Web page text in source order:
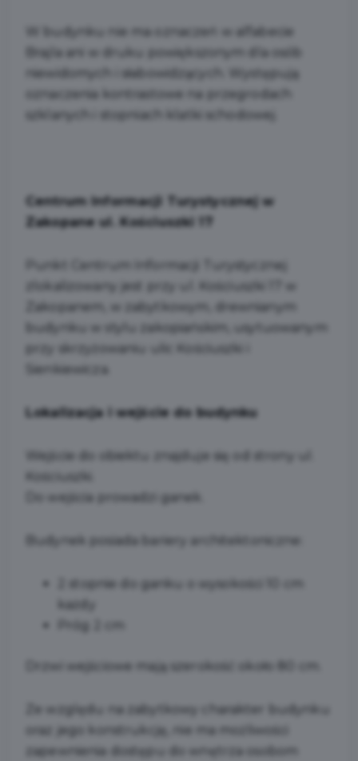
W budynku nie ma oznaczeń w alfabecie
Brajla ani w druku powiększonym dla osób
niewidomych i słabowidzących. Występują
oznaczenia kontrastowe na przegrodach
szklanych i stopniach klatki schodowej.
Centrum Informacji Turystycznej w
Zakopane ul. Kościuszki 17
Punkt Centrum Informacji Turystycznej
zlokalizowany jest przy ul. Kościuszki 17 w
Zakopanem, w zabytkowym, drewnianym
budynku w stylu zakopiańskim, usytuowanym
przy skrzyżowaniu ulic Kościuszki i
Sienkiewicza.
Lokalizacja i wejście do budynku
Wejście do obiektu znajduje się od strony ul.
Do wejścia prowadzi ganek.
Budynek posiada bariery architektoniczne:
2 stopnie do ganku o wysokości 10 cm
każdy
Drzwi wejściowe mają szerokość około 80 cm.
Ze względu na zabytkowy charakter budynku
oraz jego konstrukcję, nie ma możliwości
zapewnienia dostępu do wnętrza osobom